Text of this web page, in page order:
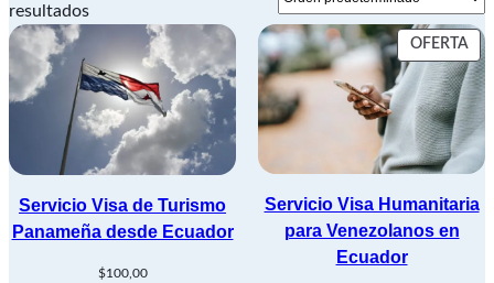
resultados
Servicio Visa de Turismo
Panameña desde Ecuador
$100,00
OFERTA
EN
Servicio Visa Humanitaria
para Venezolanos en
Ecuador